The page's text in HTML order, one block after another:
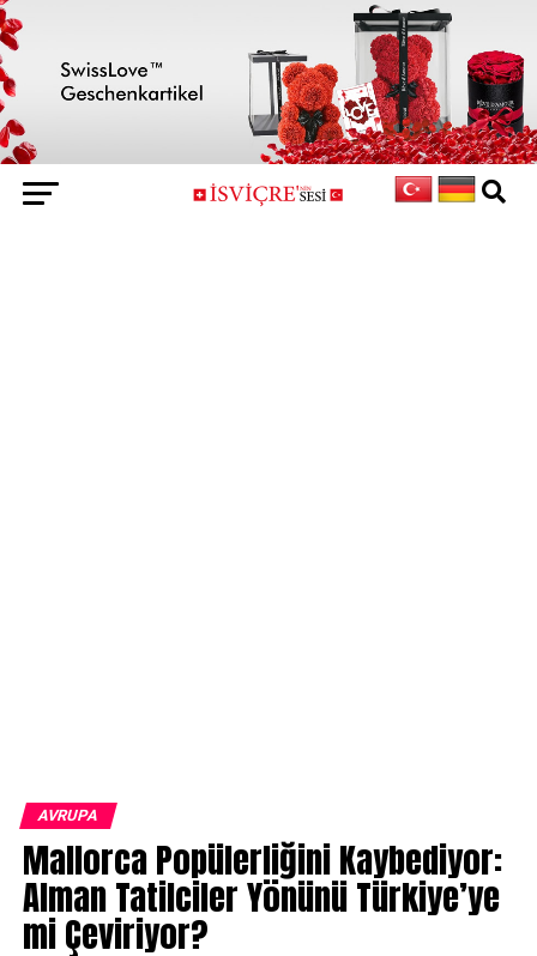
AVRUPA
Mallorca Popülerliğini Kaybediyor:
Alman Tatilciler Yönünü Türkiye’ye
mi Çeviriyor?